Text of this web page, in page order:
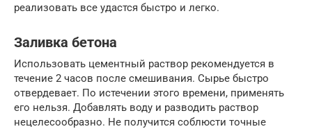
реализовать все удастся быстро и легко.
Заливка бетона
Использовать цементный раствор рекомендуется в
течение 2 часов после смешивания. Сырье быстро
отвердевает. По истечении этого времени, применять
его нельзя. Добавлять воду и разводить раствор
нецелесообразно. Не получится соблюсти точные